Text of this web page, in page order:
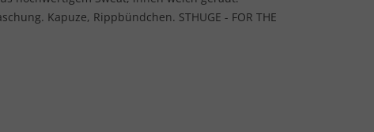
Kapuze, Rippbündchen. STHUGE - FOR THE